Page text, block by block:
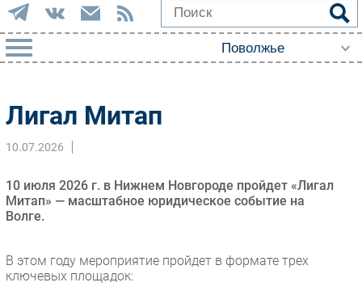
Импорто­замещение
Автоматизация Промышленности
Мобильная связь
Фиксированная связь
Рынок ПК
Маркетинг
Лигал Митап
10.07.2026
10 июля 2026 г. в Нижнем Новгороде пройдет «Лигал
Митап» — масштабное юридическое событие на
Волге.
В этом году мероприятие пройдет в формате трех
ключевых площадок: